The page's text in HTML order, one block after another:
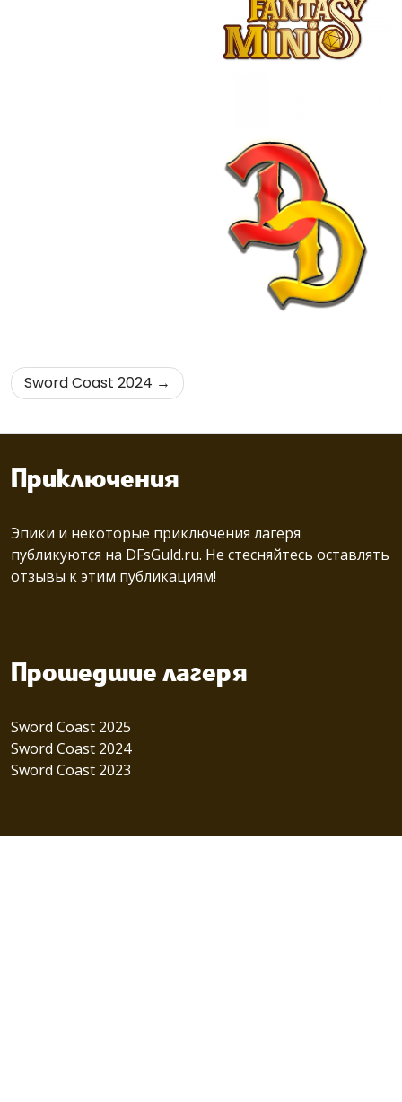
Навигация
записям
Sword Coast 2024
Приключения
Эпики и некоторые приключения лагеря
публикуются на DFsGuld.ru. Не стесняйтесь оставлять
отзывы к этим публикациям!
Прошедшие лагеря
Sword Coast 2025
Sword Coast 2024
Sword Coast 2023